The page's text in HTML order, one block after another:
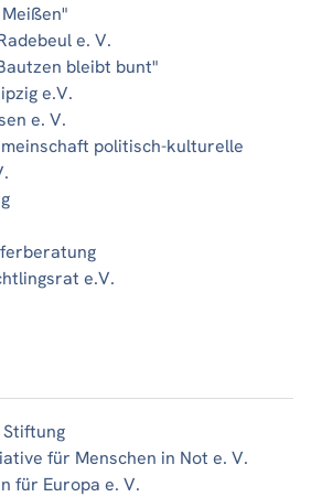
e. V.
bleibt bunt"
e.V.
e. V.
politisch-kulturelle
e.V.
für Menschen in Not e. V.
für Europa e. V.